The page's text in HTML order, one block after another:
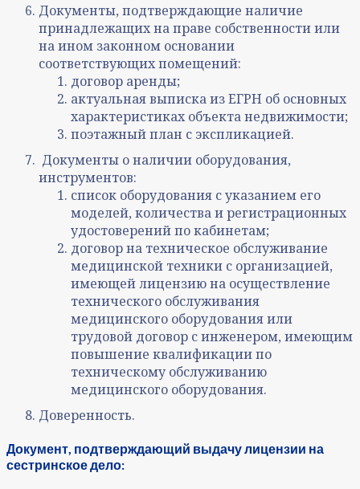
Документы, подтверждающие наличие
принадлежащих на праве собственности или
на ином законном основании
соответствующих помещений:
договор аренды;
актуальная выписка из ЕГРН об основных
характеристиках объекта недвижимости;
поэтажный план с экспликацией.
Документы о наличии оборудования,
инструментов:
список оборудования с указанием его
моделей, количества и регистрационных
удостоверений по кабинетам;
договор на техническое обслуживание
медицинской техники с организацией,
имеющей лицензию на осуществление
технического обслуживания
медицинского оборудования или
трудовой договор с инженером, имеющим
повышение квалификации по
техническому обслуживанию
медицинского оборудования.
Доверенность.
Документ, подтверждающий выдачу лицензии на
сестринское дело: